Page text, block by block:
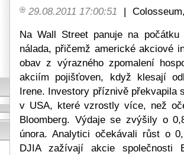
29.08.2011 17:00:51 |
Na Wall Street panuje na
nálada, přičemž americké akciové
obav z výrazného zpomalení
akciím pojišťoven, když klesají
Irene. Investory příznivě překvapila
v USA, které vzrostly více, než
Bloomberg. Výdaje se zvýšily o
února. Analytici očekávali růst o
DJIA zažívají akcie společnosti